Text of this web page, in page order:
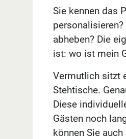
Sie kennen das
abheben? Die
ist: wo ist mein
Vermutlich sitzt
Stehtische.
Diese
Gästen noch
können Sie